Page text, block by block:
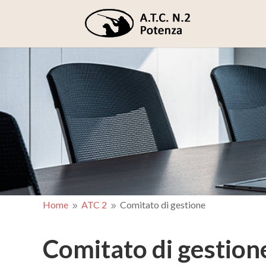
Home 9 ATC 2 9 Comitato di gestione
Comitato di